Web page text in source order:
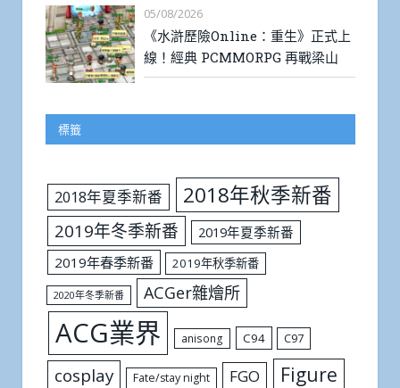
05/08/2026
《水滸歷險Online：重生》正式上
線！經典 PCMMORPG 再戰梁山
標籤
2018年夏季新番 2018年秋季新番
2019年冬季新番
2019年夏季新番
2019年春季新番
2019年秋季新番
2020年冬季新番 ACGer雜燴所
ACG業界 anisong C94 C97
cosplay Fate/stay night FGO Figure